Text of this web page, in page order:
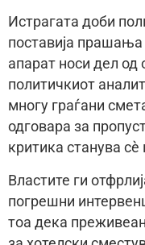
Истрагата доби
поставија
апарат носи дел од
политичкиот
многу граѓани
одговара за
критика станува сè
Властите ги
погрешни
тоа дека